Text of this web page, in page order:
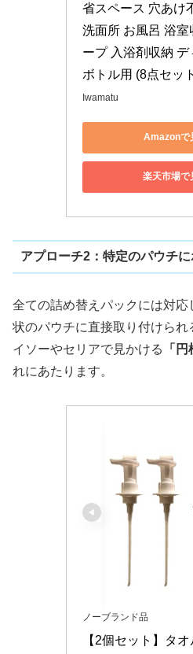
省スペース 穴あけ
洗面所 お風呂 浴室
ープ 入浴剤収納 デ
ボトル用 (8点セッ
Iwamatu
Amazonで
楽天市場で
アプローチ2：特定のパウチ
全ての詰め替えパックには対
状のパウチに直接取り付けら
イソーやセリアで見かける
「
れにあたります。
ノーブランド品
【2個セット】タ